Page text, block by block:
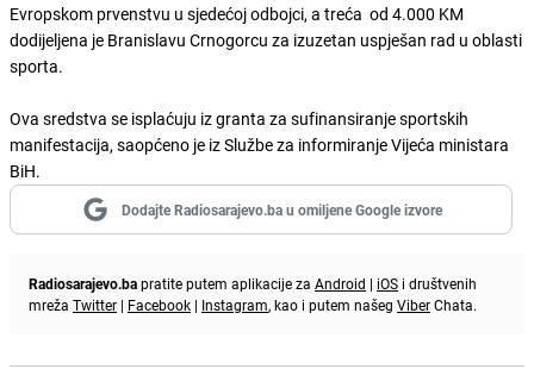
Evropskom prvenstvu u sjedećoj odbojci, a treća od 4.000 KM
dodijeljena je Branislavu Crnogorcu za izuzetan uspješan rad u oblasti
sporta.
Ova sredstva se isplaćuju iz granta za sufinansiranje sportskih
manifestacija, saopćeno je iz Službe za informiranje Vijeća ministara
BiH.
Dodajte Radiosarajevo.ba u omiljene Google izvore
Radiosarajevo.bapratite putem aplikacije za Android | iOS i društvenih
mreža Twitter | Facebook | Instagram, kao i putem našeg ViberChata.